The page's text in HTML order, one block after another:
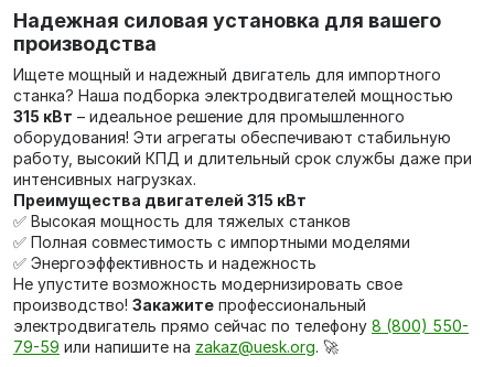
Надежная силовая установка для вашего
производства
Ищете мощный и надежный двигатель для импортного
станка? Наша подборка электродвигателей мощностью
315 кВт – идеальное решение для промышленного
оборудования! Эти агрегаты обеспечивают стабильную
работу, высокий КПД и длительный срок службы даже при
интенсивных нагрузках.
Преимущества двигателей 315 кВт
✅ Высокая мощность для тяжелых станков
✅ Полная совместимость с импортными моделями
✅ Энергоэффективность и надежность
Не упустите возможность модернизировать свое
производство! Закажите профессиональный
электродвигатель прямо сейчас по телефону 8 (800) 550-
79-59 или напишите на zakaz@uesk.org. 🚀